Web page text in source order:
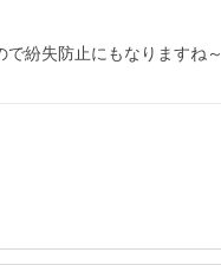
紛失防止にもなりますね～